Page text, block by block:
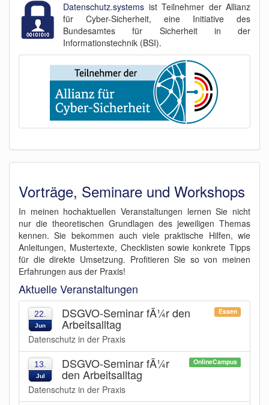
Datenschutz.systems ist Teilnehmer der Allianz
für Cyber-Sicherheit, eine Initiative des
Bundesamtes für Sicherheit in der
Informationstechnik (BSI).
Vorträge, Seminare und Workshops
In meinen hochaktuellen Veranstaltungen lernen Sie nicht
nur die theoretischen Grundlagen des jeweiligen Themas
kennen. Sie bekommen auch viele praktische Hilfen, wie
Anleitungen, Mustertexte, Checklisten sowie konkrete Tipps
für die direkte Umsetzung. Profitieren Sie so von meinen
Erfahrungen aus der Praxis!
Aktuelle Veranstaltungen
22.
Jun
Essen
DSGVO-Seminar fÃ¼r den
Arbeitsalltag
Datenschutz in der Praxis
13.
Jul
OnlineCampus
DSGVO-Seminar fÃ¼r
den Arbeitsalltag
Datenschutz in der Praxis